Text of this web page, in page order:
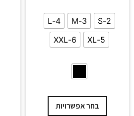
2-S
3-M
4-L
5-XL
6-XXL
בחר אפשרויות